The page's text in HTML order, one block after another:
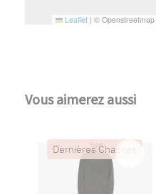
Leaflet | ©
Vous aimerez aussi
Dernières Chances